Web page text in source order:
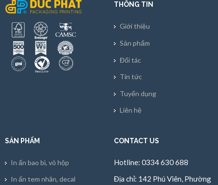
THÔNG TIN
Giới thiệu
Sản phẩm
Đối tác
Tin tức
Tuyển dụng
Liên hệ
SẢN PHẨM
In ấn bao bì, vỏ hộp
In ấn tem nhãn, decal
CONTACT US
Hotline: 0334 630 688
Địa chỉ: 142 Phú Viên, Phường